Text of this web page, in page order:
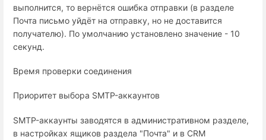
выполнится, то вернётся ошибка отправки (в разделе
Почта письмо уйдёт на отправку, но не доставится
получателю). По умолчанию установлено значение - 10
секунд.
Время проверки соединения
Приоритет выбора SMTP-аккаунтов
SMTP-аккаунты заводятся в административном разделе,
в настройках ящиков раздела "Почта" и в CRM